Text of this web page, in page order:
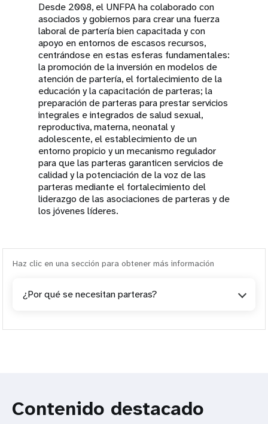
Desde 2008, el UNFPA ha colaborado con
asociados y gobiernos para crear una fuerza
laboral de partería bien capacitada y con
apoyo en entornos de escasos recursos,
centrándose en estas esferas fundamentales:
la promoción de la inversión en modelos de
atención de partería, el fortalecimiento de la
educación y la capacitación de parteras; la
preparación de parteras para prestar servicios
integrales e integrados de salud sexual,
reproductiva, materna, neonatal y
adolescente, el establecimiento de un
entorno propicio y un mecanismo regulador
para que las parteras garanticen servicios de
calidad y la potenciación de la voz de las
parteras mediante el fortalecimiento del
liderazgo de las asociaciones de parteras y de
los jóvenes líderes.
Haz clic en una sección para obtener más información
¿Por qué se necesitan parteras?
Contenido destacado